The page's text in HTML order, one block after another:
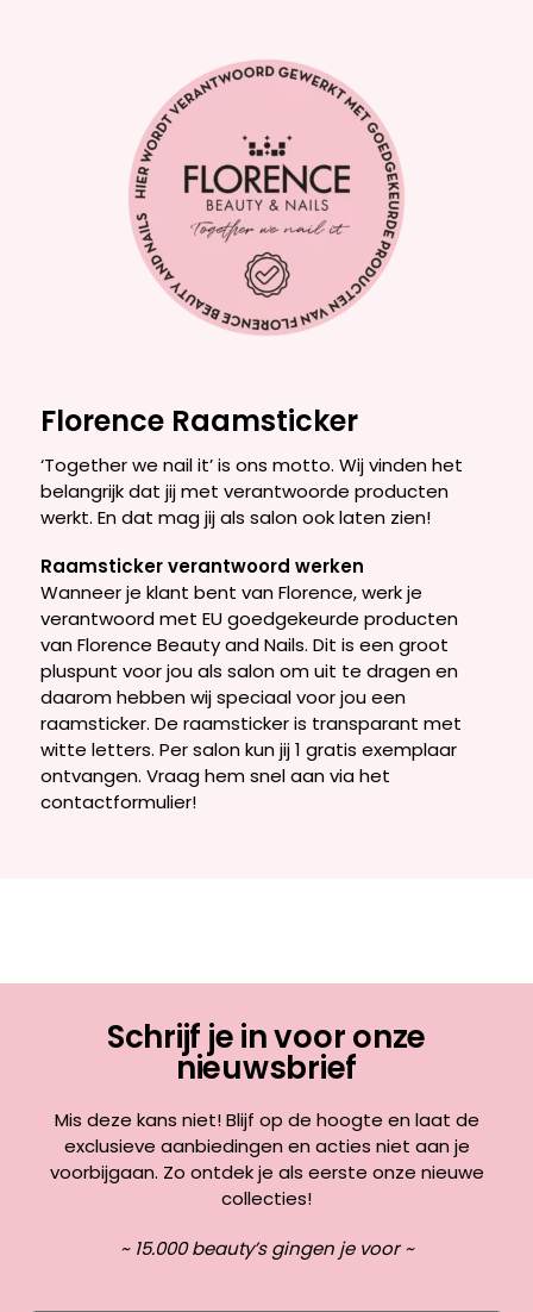
Florence Raamsticker
‘Together we nail it’ is ons motto. Wij vinden het
belangrijk dat jij met verantwoorde producten
werkt. En dat mag jij als salon ook laten zien!
Raamsticker verantwoord werken
Wanneer je klant bent van Florence, werk je
verantwoord met EU goedgekeurde producten
van Florence Beauty and Nails. Dit is een groot
pluspunt voor jou als salon om uit te dragen en
daarom hebben wij speciaal voor jou een
raamsticker. De raamsticker is transparant met
witte letters. Per salon kun jij 1 gratis exemplaar
ontvangen. Vraag hem snel aan via het
contactformulier!
Schrijf je in voor onze
nieuwsbrief
Mis deze kans niet! Blijf op de hoogte en laat de
exclusieve aanbiedingen en acties niet aan je
voorbijgaan. Zo ontdek je als eerste onze nieuwe
collecties!
~ 15.000 beauty’s gingen je voor ~